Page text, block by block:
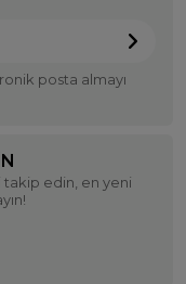
posta almayı
takip edin, en yeni